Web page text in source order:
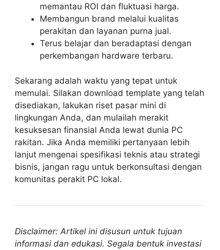
memantau ROI dan fluktuasi harga.
Membangun brand melalui kualitas
perakitan dan layanan purna jual.
Terus belajar dan beradaptasi dengan
perkembangan hardware terbaru.
Sekarang adalah waktu yang tepat untuk
memulai. Silakan download template yang telah
disediakan, lakukan riset pasar mini di
lingkungan Anda, dan mulailah merakit
kesuksesan finansial Anda lewat dunia PC
rakitan. Jika Anda memiliki pertanyaan lebih
lanjut mengenai spesifikasi teknis atau strategi
bisnis, jangan ragu untuk berkonsultasi dengan
komunitas perakit PC lokal.
Disclaimer: Artikel ini disusun untuk tujuan
informasi dan edukasi. Segala bentuk investasi